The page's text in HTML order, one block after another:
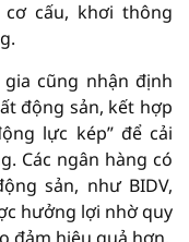
cấu, khơi thông
cũng nhận định
động sản, kết hợp
lực kép” để cải
Các ngân hàng có
sản, như BIDV,
hưởng lợi nhờ quy